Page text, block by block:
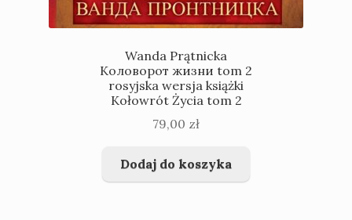
Wanda Prątnicka
Коловорот жизни tom 2
rosyjska wersja książki
Kołowrót Życia tom 2
79,00 zł
Dodaj do koszyka